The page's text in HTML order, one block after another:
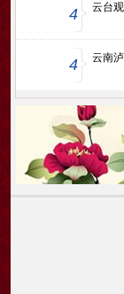
4 云台
4 云南